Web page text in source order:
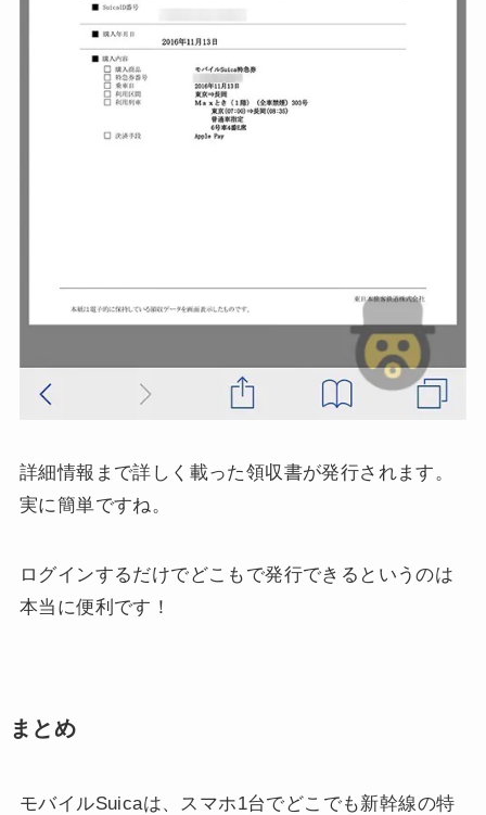
詳細情報まで詳しく載った領収書が発行されます。
実に簡単ですね。
ログインするだけでどこもで発行できるというのは
本当に便利です！
まとめ
モバイルSuicaは、スマホ1台でどこでも新幹線の特